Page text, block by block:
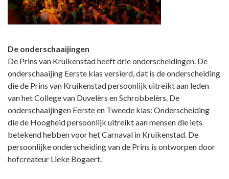
De onderschaaijingen
De Prins van Kruikenstad heeft drie onderscheidingen. De
onderschaaijing Eerste klas versierd, dat is de onderscheiding
die de Prins van Kruikenstad persoonlijk uitreikt aan leden
van het College van Duvelèrs en Schrobbelèrs. De
onderschaaijingen Eerste en Tweede klas: Onderscheiding
die de Hoogheid persoonlijk uitreikt aan mensen die iets
betekend hebben voor het Carnaval in Kruikenstad. De
persoonlijke onderscheiding van de Prins is ontworpen door
hofcreateur Lieke Bogaert.